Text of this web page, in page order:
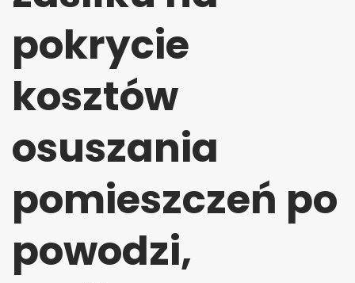
pokrycie
kosztów
osuszania
pomieszczeń po
powodzi,